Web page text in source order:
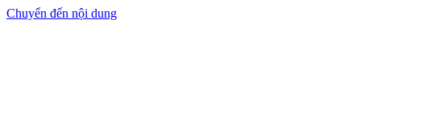
Chuyển đến nội dung